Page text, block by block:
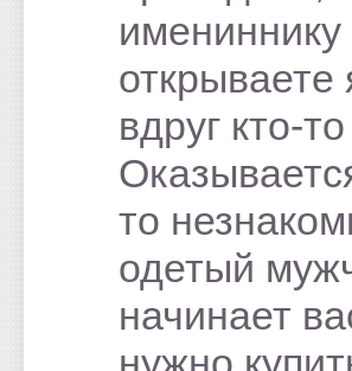
имениннику
вдруг кто-
то
одетый
начинает